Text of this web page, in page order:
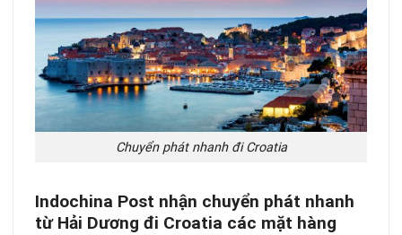
Chuyển phát nhanh đi Croatia
Indochina Post nhận chuyển phát nhanh
từ Hải Dương đi Croatia các mặt hàng